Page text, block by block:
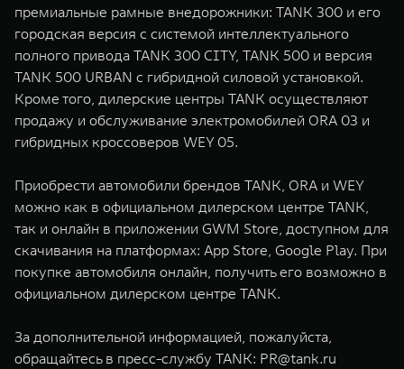
премиальные рамные внедорожники: TANK 300 и его
городская версия с системой интеллектуального
полного привода TANK 300 CITY, TANK 500 и версия
TANK 500 URBAN с гибридной силовой установкой.
Кроме того, дилерские центры TANK осуществляют
продажу и обслуживание электромобилей ORA 03 и
гибридных кроссоверов WEY 05.
Приобрести автомобили брендов TANK, ORA и WEY
можно как в официальном дилерском центре TANK,
так и онлайн в приложении GWM Store, доступном для
скачивания на платформах: App Store, Google Play. При
покупке автомобиля онлайн, получить его возможно в
официальном дилерском центре TANK.
За дополнительной информацией, пожалуйста,
обращайтесь в пресс-службу TANK: PR@tank.ru